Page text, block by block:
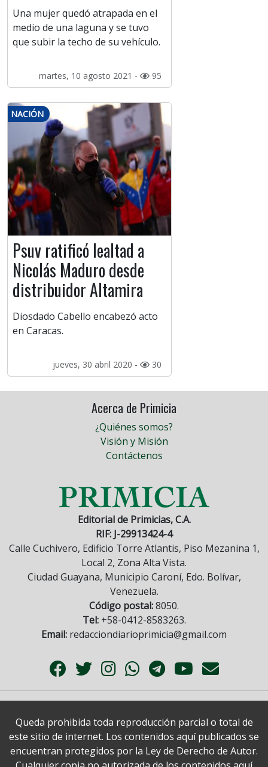
Una mujer quedó atrapada en el
medio de una laguna y se tuvo
que subir la techo de su vehículo.
martes, 10 agosto 2021 - 95
NACIÓN
Psuv ratificó lealtad a
Nicolás Maduro desde
distribuidor Altamira
Diosdado Cabello encabezó acto
en Caracas.
jueves, 30 abril 2020 - 30
Acerca de Primicia
¿Quiénes somos?
Visión y Misión
Contáctenos
Editorial de Primicias, C.A.
RIF: J-29913424-4
Calle Cuchivero, Edificio Torre Atlantis, Piso Mezanina 1,
Local 2, Zona Alta Vista.
Ciudad Guayana, Municipio Caroní, Edo. Bolívar,
Venezuela.
Código postal:8050.
Tel:+58-0412-8583263.
Email: redacciondiarioprimicia@gmail.com
Queda prohibida toda reproducción parcial o total de
este sitio de internet. Los contenidos aquí publicados se
encuentran protegidos por la Ley de Derecho de Autor.